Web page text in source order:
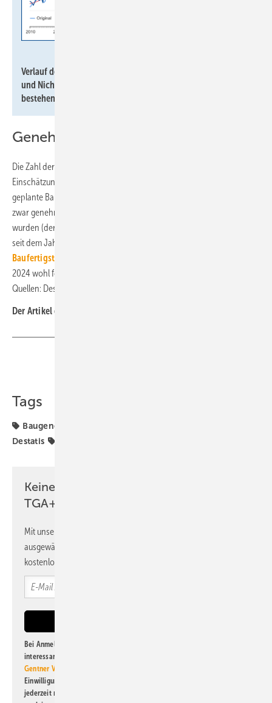
Verlauf der monatlich genehmigten Wohnungen in Wohn-
und Nichtwohngebäuden inklusive Baumaßnahmen an
bestehenden Gebäuden von 2010 bis Oktober 2024.
Genehmigungen vs. Fertigstellungen
Die Zahl der Baugenehmigungen ist ein wichtiger Frühindikator zur
Einschätzung der zukünftigen Bauaktivität, da Baugenehmigungen
geplante Bauvorhaben darstellen. Die Zahl der Bauvorhaben, die
zwar genehmigt, aber noch nicht begonnen oder abgeschlossen
wurden (der sogenannte Bauüberhang), verringert sich 2023 erstmals
seit dem Jahr 2008 (siehe:
Baufertigstellungen als im Vorjahr
2024 wohl fortsetzen. ■
Quellen: Destatis / jv
Der Artikel gehört zur
Tags
Baugenehmigungen
Destatis
Keine Zeit? Kein Problem mit dem
TGA+E Newsletter!
Mit unserem Newsletter erhalten Sie regelmäßig von uns
ausgewählte Informationen und Neuigkeiten, gebündelt und
kostenlos direkt ins Postfach.
Bei Anmeldung zu diesem Newsletter bin ich damit einverstanden, über
interessante Verlags- und Online-Angebote
Gentner Verlag GmbH & Co. KG
Einwilligung kann ich jederzeit widerrufen und eine Abmeldung ist
jederzeit möglich. Informationen zum Umgang mit Daten finden Sie